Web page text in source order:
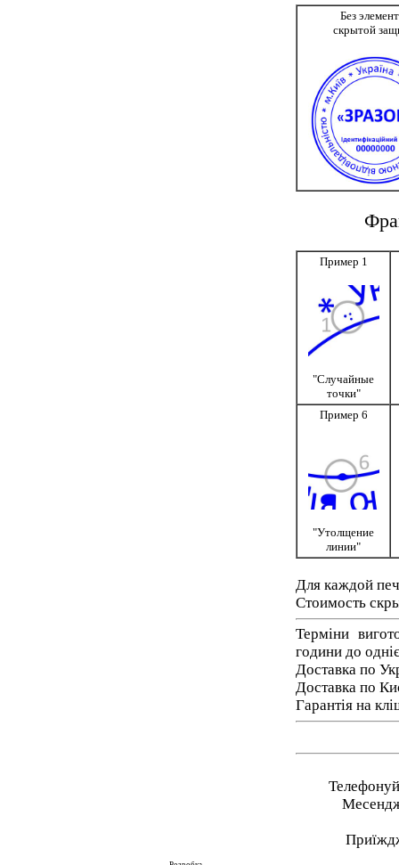
Без
скрытой
Пример 1
"Случайные
точки"
Пример 6
"Утолщение
линии"
Для каждой
Стоимость
Терміни
години до
Доставка по
Доставка по
Гарантія на